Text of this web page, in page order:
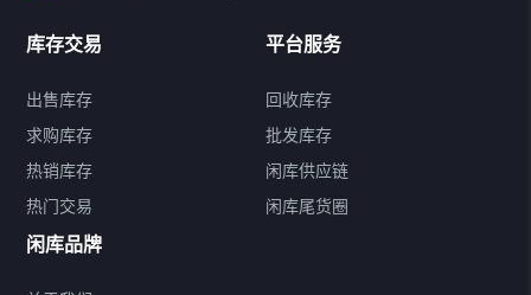
库存交易
出售库存
求购库存
热销库存
热门交易
平台服务
回收库存
批发库存
闲库供应链
闲库尾货圈
闲库品牌